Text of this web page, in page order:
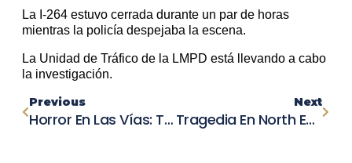
La I-264 estuvo cerrada durante un par de horas
mientras la policía despejaba la escena.
La Unidad de Tráfico de la LMPD está llevando a cabo
la investigación.
Previous
Horror En Las Vías: Tren Descarrila Tras Impacto Mortal Con Vehículo En Dakota Del Sur
Next
Tragedia En North East: Fallece Héroe En Accidente Vehicular En El Lugar De Un Choque De Dos Autos